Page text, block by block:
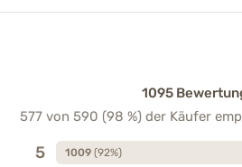
1095
577 von 590 (98 %) der Käufer
5 1009 (92%)